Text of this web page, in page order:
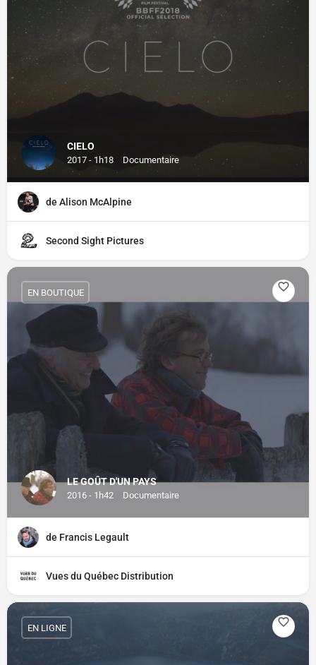
CIELO
2017 - 1h18 Documentaire
de Alison McAlpine
Second Sight Pictures
LE GOÛT D'UN PAYS
2016 - 1h42 Documentaire
EN BOUTIQUE
de Francis Legault
Vues du Québec Distribution
EN LIGNE